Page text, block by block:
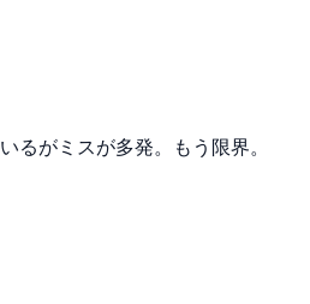
るがミスが多発。もう限界。